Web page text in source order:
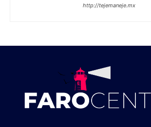
http://tejemaneje.mx